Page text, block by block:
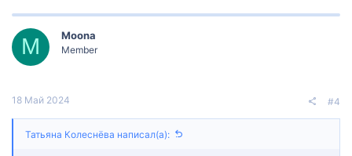
M Moona
Member
18 Май 2024 #4
Татьяна Колеснёва написал(а):